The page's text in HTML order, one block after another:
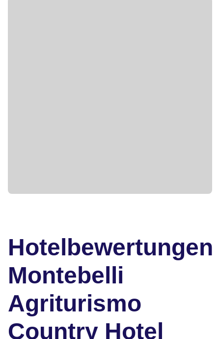
Hotelbewertungen
Montebelli
Agriturismo
Country Hotel